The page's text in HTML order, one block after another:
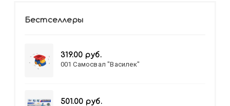
Бестселлеры
319.00 руб.
001 Самосвал "Василек"
501.00 руб.